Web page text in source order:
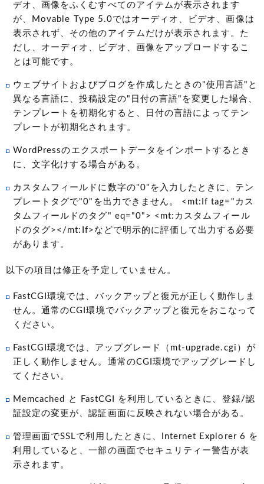
デオ、画像をふくむすべてのアイテムが表示されます
が、Movable Type 5.0ではオーディオ、ビデオ、画像は
表示されず、その他のアイテムだけが表示されます。た
だし、オーディオ、ビデオ、画像をアップロードするこ
とは可能です。
ウェブサイトおよびブログを作成したときの"使用言語"と
異なる言語に、投稿設定の"日付の言語"を変更した場合、
テンプレートを初期化すると、日付の言語によってテン
プレートが初期化されます。
WordPressのエクスポートデータをインポートするとき
に、文字化けする場合がある。
カスタムフィールドに数字の"0"を入力したときに、テン
プレートタグで"0"を出力できません。 <mt:If tag="カス
タムフィールドのタグ" eq="0"> <mt:カスタムフィール
ドのタグ></mt:If>などで明示的に評価して出力する必要
があります。
以下の項目は修正を予定していません。
FastCGI環境では、バックアップと復元が正しく動作しま
せん。通常のCGI環境でバックアップと復元をおこなって
ください。
FastCGI環境では、アップグレード（mt-upgrade.cgi）が
正しく動作しません。通常のCGI環境でアップグレードし
てください。
Memcached と FastCGI を利用しているときに、登録/認
証設定の変更が、認証画面に反映されない場合がある。
管理画面でSSLで利用したときに、Internet Explorer 6 を
利用していると、一部の画面でセキュリティー警告が表
示されます。